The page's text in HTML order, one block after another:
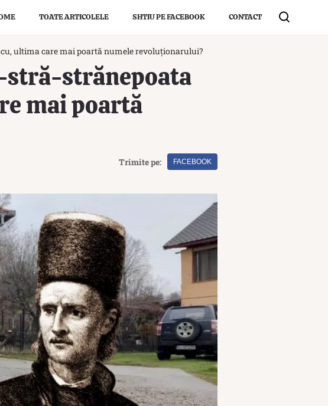
TOATE ARTICOLELE SHTIU PE FACEBOOK CONTACT
ultima care mai poartă numele revoluționarului?
stră-strănepoata
mai poartă
Trimite pe: FACEBOOK